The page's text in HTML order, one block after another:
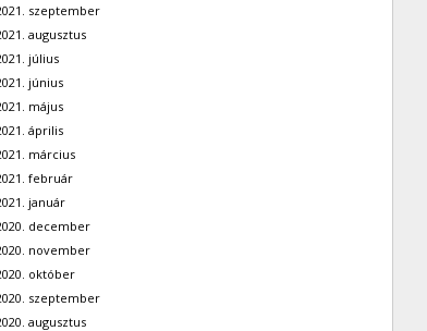
szeptember
augusztus
július
június
május
április
március
február
január
december
november
október
szeptember
augusztus